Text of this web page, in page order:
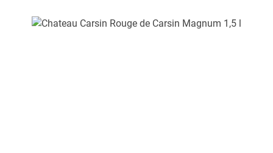
Bildergalerie überspringen